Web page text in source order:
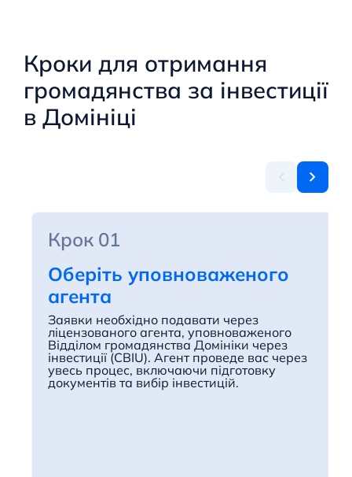
Кроки для отримання
громадянства за інвестиції
в Домініці
Крок 01
Оберіть уповноваженого
агента
Заявки необхідно подавати через
ліцензованого агента, уповноваженого
Відділом громадянства Домініки через
інвестиції (CBIU). Агент проведе вас через
увесь процес, включаючи підготовку
документів та вибір інвестицій.